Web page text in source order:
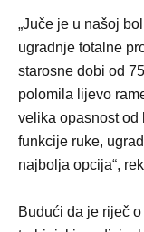
„Juče je u našoj
ugradnje totalne
starosne dobi od
polomila lijevo
velika opasnost od
funkcije ruke,
najbolja opcija“,
Budući da je riječ